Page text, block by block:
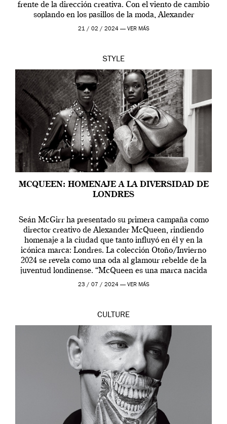
frente de la dirección creativa. Con el viento de cambio
soplando en los pasillos de la moda, Alexander
McQueen se prepara para una […]
21 / 02 / 2024 — VER MÁS
STYLE
MCQUEEN: HOMENAJE A LA DIVERSIDAD DE
LONDRES
Seán McGirr ha presentado su primera campaña como
director creativo de Alexander McQueen, rindiendo
homenaje a la ciudad que tanto influyó en él y en la
icónica marca: Londres. La colección Otoño/Invierno
2024 se revela como una oda al glamour rebelde de la
juventud londinense. “McQueen es una marca nacida
en Londres y siempre ha […]
23 / 07 / 2024 — VER MÁS
CULTURE